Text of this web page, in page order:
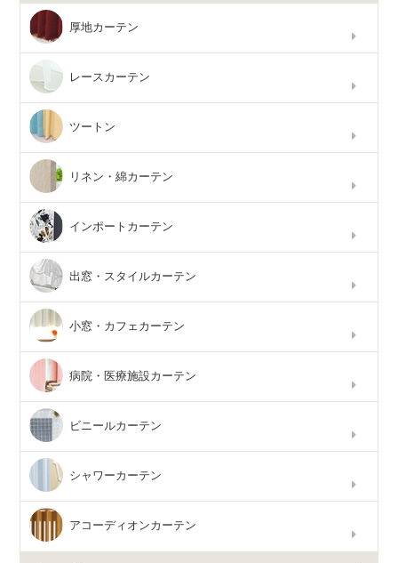
厚地カーテン
レースカーテン
ツートン
リネン・綿カーテン
インポートカーテン
出窓・スタイルカーテン
小窓・カフェカーテン
病院・医療施設カーテン
ビニールカーテン
シャワーカーテン
アコーディオンカーテン